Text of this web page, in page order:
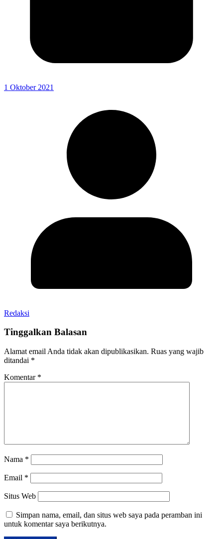
1 Oktober 2021
Redaksi
Tinggalkan Balasan
Alamat email Anda tidak akan dipublikasikan. Ruas yang wajib
ditandai *
Komentar *
Nama *
Email *
Situs Web
Simpan nama, email, dan situs web saya pada peramban ini
untuk komentar saya berikutnya.